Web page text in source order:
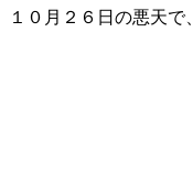
１０月２６日の悪天